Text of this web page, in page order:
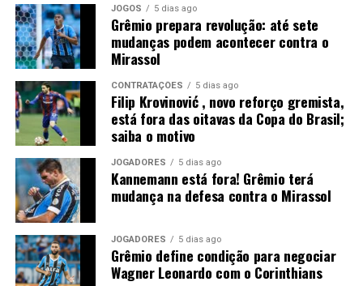
Sem Kannemann à disposição, Luís Castro analisa as
opções para montar a defesa. A tendência aponta para a
entrada de Wagner Leonardo, que disputa posição com
Luís Eduardo para atuar ao lado de Gustavo Martins. A
definição deve acontecer nos últimos treinamentos
antes da partida.
Contudo, a ausência do ídolo gremista abre espaço para
outro defensor mostrar serviço em um confronto de
grande importância. OGrêmioespera iniciar o mata-
mata com um bom resultado para construir vantagem e
chegar mais tranquilo ao duelo de volta das oitavas de
final da Copa do Brasil.
Foto: Lucas Uebel / Grêmio
JOGOS 5 dias ago
Grêmio prepara revolução: até sete
mudanças podem acontecer contra o
Mirassol
CONTRATAÇÕES 5 dias ago
Filip Krovinović , novo reforço gremista,
está fora das oitavas da Copa do Brasil;
saiba o motivo
JOGADORES 5 dias ago
Kannemann está fora! Grêmio terá
mudança na defesa contra o Mirassol
JOGADORES 5 dias ago
Grêmio define condição para negociar
Wagner Leonardo com o Corinthians